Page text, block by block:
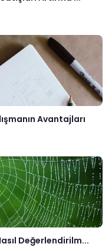
Avantajları
Değerlendirilm...